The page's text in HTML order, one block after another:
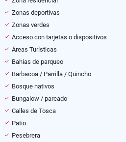
Zonas deportivas
Zonas verdes
Acceso con tarjetas o dispositivos
Áreas Turísticas
Bahias de parqueo
Barbacoa / Parrilla / Quincho
Bosque nativos
Bungalow / pareado
Calles de Tosca
Patio
Pesebrera